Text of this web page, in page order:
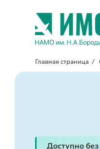
Главная страница /
Доступно